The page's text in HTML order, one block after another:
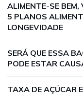
ALIMENTE-SE
5 PLANOS
LONGEVIDADE
SERÁ QUE ESSA
PODE ESTAR
TAXA DE AÇÚCAR